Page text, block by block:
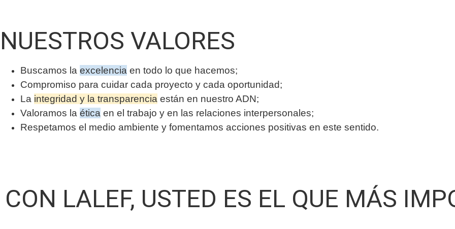
NUESTROS VALORES
Buscamos la excelencia en todo lo que hacemos;
Compromiso para cuidar cada proyecto y cada oportunidad;
La integridad y la transparencia están en nuestro ADN;
Valoramos la ética en el trabajo y en las relaciones interpersonales;
Respetamos el medio ambiente y fomentamos acciones positivas en este sentido.
CON LALEF, USTED ES EL QUE MÁS